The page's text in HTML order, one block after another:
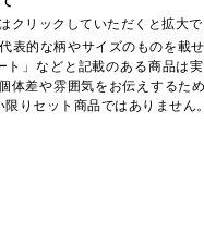
クリックしていただくと拡大で
表的な柄やサイズのものを載
ト」などと記載のある商品は
体差や雰囲気をお伝えするた
限りセット商品ではありません。